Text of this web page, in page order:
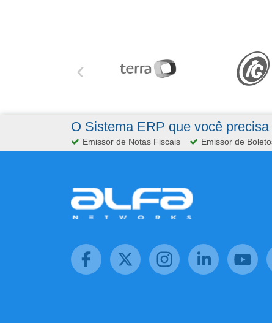
‹
O Sistema ERP que você
Emissor de Notas Fiscais Emissor de